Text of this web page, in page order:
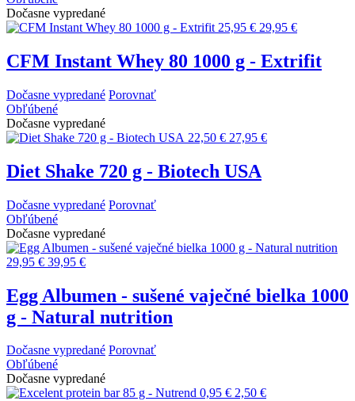
Dočasne vypredané
25,95 € 29,95 €
CFM Instant Whey 80 1000 g - Extrifit
Dočasne vypredané Porovnať
Obľúbené
Dočasne vypredané
22,50 € 27,95 €
Diet Shake 720 g - Biotech USA
Dočasne vypredané Porovnať
Obľúbené
Dočasne vypredané
29,95 € 39,95 €
Egg Albumen - sušené vaječné bielka 1000
g - Natural nutrition
Dočasne vypredané Porovnať
Obľúbené
Dočasne vypredané
0,95 € 2,50 €